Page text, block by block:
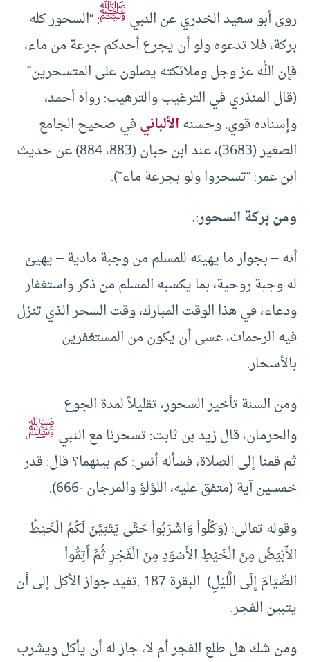
روى أبو سعيد الخدري عن النبيﷺ: “السحور كله
بركة، فلا تدعوه ولو أن يجرع أحدكم جرعة من ماء،
فإن الله عز وجل وملائكته يصلون على المتسحرين”
(قال المنذري في الترغيب والترهيب: رواه أحمد،
وإسناده قوي. وحسنهالألبانيفي صحيح الجامع
الصغير (3683)، عند ابن حبان (883، 884) عن حديث
ابن عمر: “تسحروا ولو بجرعة ماء”).
ومن بركة السحور:.
أنه – بجوار ما يهيئه للمسلم من وجبة مادية – يهيئ
له وجبة روحية، بما يكسبه المسلم من ذكر واستغفار
ودعاء، في هذا الوقت المبارك، وقت السحر الذي تنزل
فيه الرحمات، عسى أن يكون من المستغفرين
بالأسحار.
ومن السنة تأخير السحور، تقليلاً لمدة الجوع
والحرمان، قال زيد بن ثابت: تسحرنا مع النبيﷺ،
ثم قمنا إلى الصلاة، فسأله أنس: كم بينهما؟ قال: قدر
خمسين آية (متفق عليه، اللؤلؤ والمرجان -666).
وقوله تعالى: (وَكُلُواْ وَاشْرَبُواْ حَتَّى يَتَبَيَّنَ لَكُمُ الْخَيْطُ
الأَبْيَضُ مِنَ الْخَيْطِ الأَسْوَدِ مِنَ الْفَجْرِ ثُمَّ أَتِمُّواْ
الصِّيَامَ إِلَى الَّليْلِ) البقرة 187 .تفيد جواز الأكل إلى أن
يتبين الفجر.
ومن شك هل طلع الفجر أم لا، جاز له أن يأكل ويشرب